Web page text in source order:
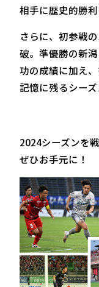
相手に歴史的勝利
さらに、初参戦
破。準優勝の新
功の成績に加え
記憶に残るシーズ
2024シーズンを
ぜひお手元に！